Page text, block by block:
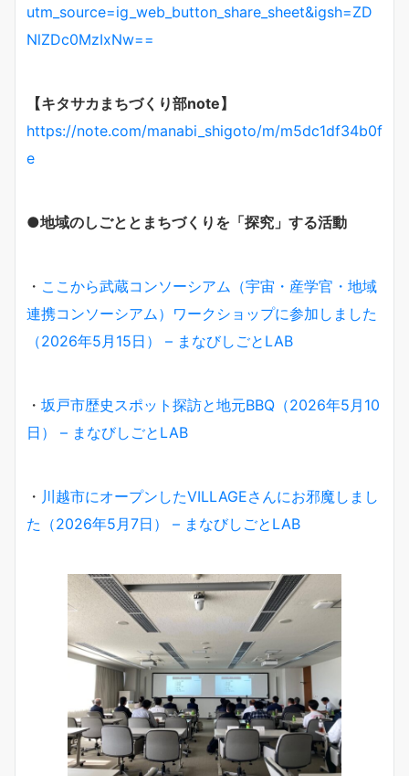
utm_source=ig_web_button_share_sheet&igsh=ZD
NlZDc0MzIxNw==
【キタサカまちづくり部note】
https://note.com/manabi_shigoto/m/m5dc1df34b0f
e
●地域のしごととまちづくりを「探究」する活動
・ ここから武蔵コンソーシアム（宇宙・産学官・地域
連携コンソーシアム）ワークショップに参加しました
（2026年5月15日） – まなびしごとLAB
・ 坂戸市歴史スポット探訪と地元BBQ（2026年5月10
日） – まなびしごとLAB
・ 川越市にオープンしたVILLAGEさんにお邪魔しまし
た（2026年5月7日） – まなびしごとLAB